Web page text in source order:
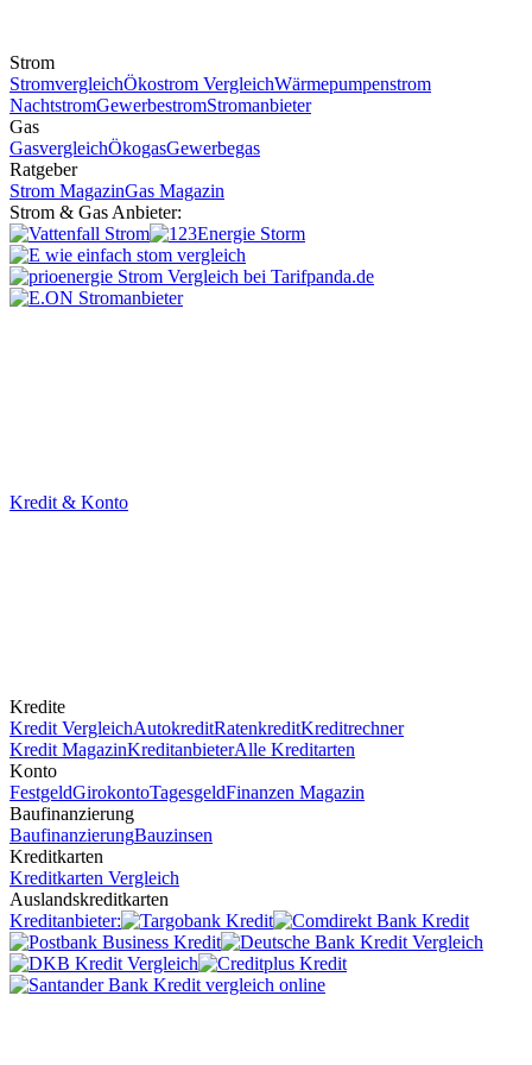
Strom
StromvergleichÖkostrom VergleichWärmepumpenstrom
NachtstromGewerbestromStromanbieter
Gas
GasvergleichÖkogasGewerbegas
Ratgeber
Strom MagazinGas Magazin
Strom & Gas Anbieter:
Kredit & Konto
Kredite
Kredit VergleichAutokreditRatenkreditKreditrechner
Kredit MagazinKreditanbieterAlle Kreditarten
Konto
FestgeldGirokontoTagesgeldFinanzen Magazin
Baufinanzierung
BaufinanzierungBauzinsen
Kreditkarten
Kreditkarten Vergleich
Auslandskreditkarten
Kreditanbieter: